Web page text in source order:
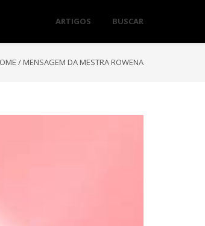
ARTIGOS BUSCAR
/ MENSAGEM DA MESTRA ROWENA